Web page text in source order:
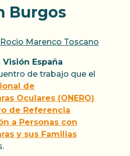
Burgos
Rocio Marenco Toscano
España
de trabajo que el
de
Oculares (ONERO)
de Referencia
a Personas con
y sus Familias